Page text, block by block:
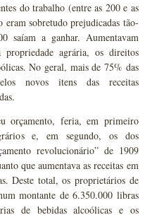
do trabalho (entre as 200 e as
sobretudo prejudicadas tão-
saíam a ganhar. Aumentavam
propriedade agrária, os direitos
No geral, mais de 75% das
novos itens das receitas
orçamento, feria, em primeiro
e, em segundo, os dos
revolucionário” de 1909
que aumentava as receitas em
Deste total, os proprietários de
montante de 6.350.000 libras
de bebidas alcoólicas e os